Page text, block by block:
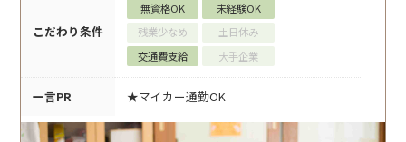
こだわり条件
無資格OK
未経験OK
残業少なめ
土日休み
交通費支給
大手企業
一言PR ★マイカー通勤OK